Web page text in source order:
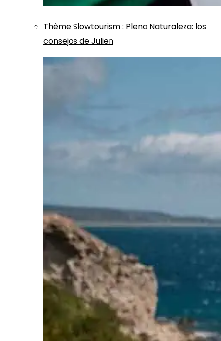
ThèmeSlowtourism: Plena Naturaleza: los
consejos de Julien